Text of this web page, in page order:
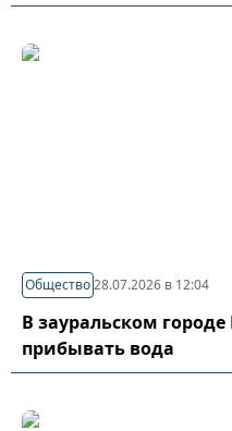
Общество28.07.2026 в 12:04
В зауральском
прибывать вода